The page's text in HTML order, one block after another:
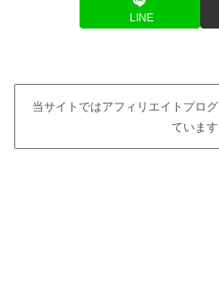
LINE
当サイトではアフィリエイトプロ
ています